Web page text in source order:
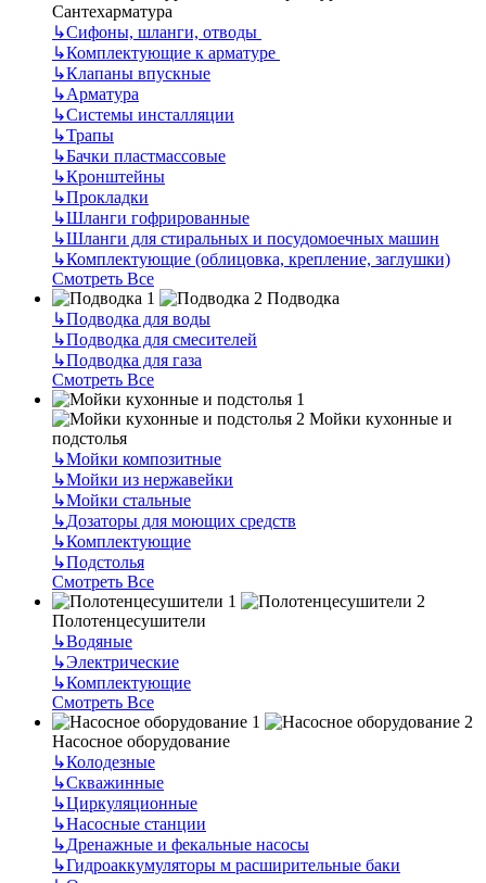
Сантехарматура
↳Сифоны, шланги, отводы
↳Комплектующие к арматуре
↳Клапаны впускные
↳Арматура
↳Системы инсталляции
↳Трапы
↳Бачки пластмассовые
↳Кронштейны
↳Прокладки
↳Шланги гофрированные
↳Шланги для стиральных и посудомоечных машин
↳Комплектующие (облицовка, крепление, заглушки)
Смотреть Все
Подводка
↳Подводка для воды
↳Подводка для смесителей
↳Подводка для газа
Смотреть Все
Мойки кухонные и
подстолья
↳Мойки композитные
↳Мойки из нержавейки
↳Мойки стальные
↳Дозаторы для моющих средств
↳Комплектующие
↳Подстолья
Смотреть Все
Полотенцесушители
↳Водяные
↳Электрические
↳Комплектующие
Смотреть Все
Насосное оборудование
↳Колодезные
↳Скважинные
↳Циркуляционные
↳Насосные станции
↳Дренажные и фекальные насосы
↳Гидроаккумуляторы м расширительные баки